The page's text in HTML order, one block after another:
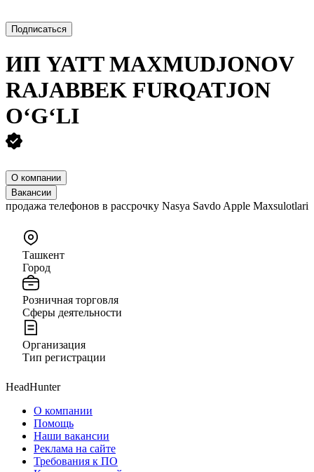
Подписаться
ИП YATT MAXMUDJONOV
RAJABBEK FURQATJON
O‘G‘LI
О компании
Вакансии
продажа телефонов в рассрочку Nasya Savdo Apple Maxsulotlari
Ташкент
Город
Розничная торговля
Сферы деятельности
Организация
Тип регистрации
HeadHunter
О компании
Помощь
Наши вакансии
Реклама на сайте
Требования к ПО